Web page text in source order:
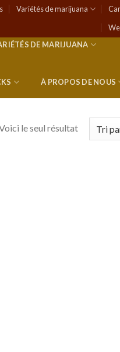
Variétés de marijuana
DE MARIJUANA
À PROPOS DE NOUS
le seul résultat